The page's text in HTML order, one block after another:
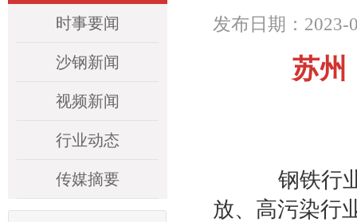
时事要闻
沙钢新闻
视频新闻
行业动态
传媒摘要
发布日期：2023-
苏州
钢铁行业
放、高污染行